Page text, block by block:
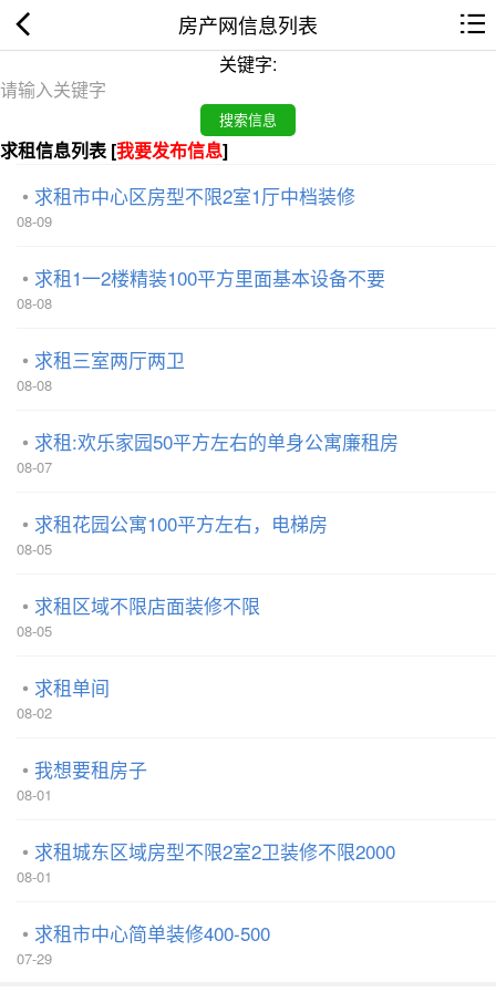
房产网信息列表
关键字:
求租信息列表 [我要发布信息]
求租市中心区房型不限2室1厅中档装修
08-09
求租1一2楼精装100平方里面基本设备不要
08-08
求租三室两厅两卫
08-08
求租:欢乐家园50平方左右的单身公寓廉租房
08-07
求租花园公寓100平方左右，电梯房
08-05
求租区域不限店面装修不限
08-05
求租单间
08-02
我想要租房子
08-01
求租城东区域房型不限2室2卫装修不限2000
08-01
求租市中心简单装修400-500
07-29